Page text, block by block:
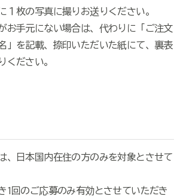
１枚の写真に撮りお送りください。
お手元にない場合は、代わりに「ご注文
」を記載、捺印いただいた紙にて、裏表
ください。
、日本国内在住の方のみを対象とさせて
1回のご応募のみ有効とさせていただき